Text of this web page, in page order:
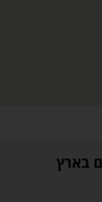
בארץ